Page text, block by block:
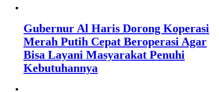
Gubernur Al Haris Dorong Koperasi
Merah Putih Cepat Beroperasi Agar
Bisa Layani Masyarakat Penuhi
Kebutuhannya